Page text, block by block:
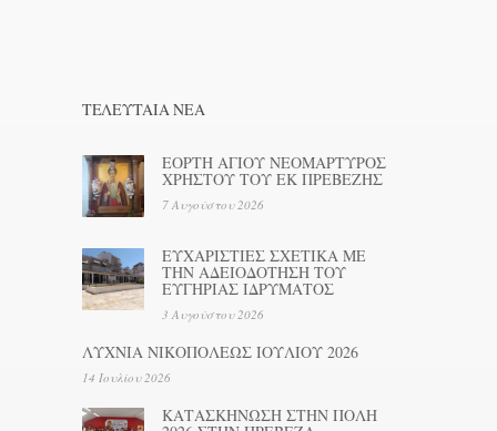
ΤΕΛΕΥΤΑΊΑ ΝΕΑ
ΕΟΡΤΗ ΑΓΙΟΥ ΝΕΟΜΑΡΤΥΡΟΣ
ΧΡΗΣΤΟΥ ΤΟΥ ΕΚ ΠΡΕΒΕΖΗΣ
7 Αυγούστου 2026
ΕΥΧΑΡΙΣΤΙΕΣ ΣΧΕΤΙΚΑ ΜΕ
ΤΗΝ ΑΔΕΙΟΔΟΤΗΣΗ ΤΟΥ
ΕΥΓΗΡΙΑΣ ΙΔΡΥΜΑΤΟΣ
3 Αυγούστου 2026
ΛΥΧΝΙΑ ΝΙΚΟΠΟΛΕΩΣ ΙΟΥΛΙΟΥ 2026
14 Ιουλίου 2026
ΚΑΤΑΣΚΗΝΩΣΗ ΣΤΗΝ ΠΟΛΗ